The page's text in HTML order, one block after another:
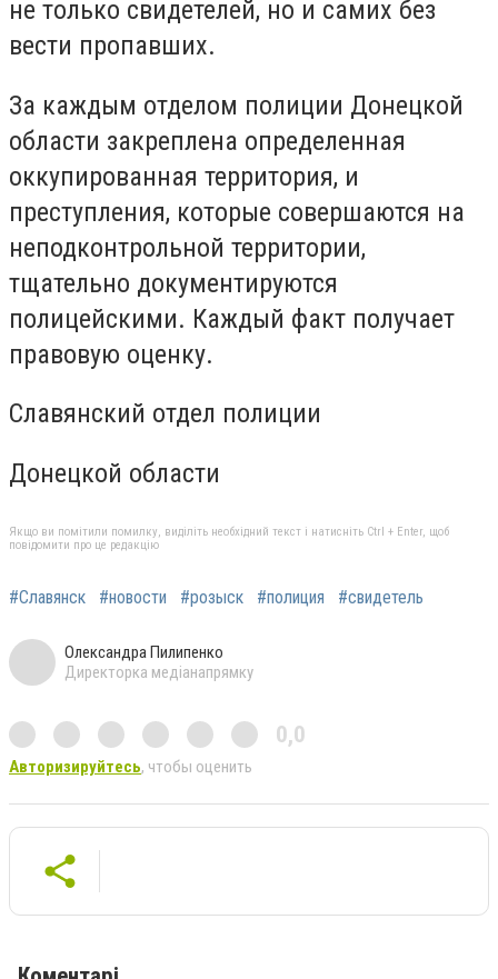
не только свидетелей, но и самих без
вести пропавших.
За каждым отделом полиции Донецкой
области закреплена определенная
оккупированная территория, и
преступления, которые совершаются на
неподконтрольной территории,
тщательно документируются
полицейскими. Каждый факт получает
правовую оценку.
Славянский отдел полиции
Донецкой области
Якщо ви помітили помилку, виділіть необхідний текст і натисніть Ctrl + Enter, щоб
повідомити про це редакцію
#Славянск #новости #розыск #полиция #свидетель
Олександра Пилипенко
Директорка медіанапрямку
0,0
Авторизируйтесь, чтобы оценить